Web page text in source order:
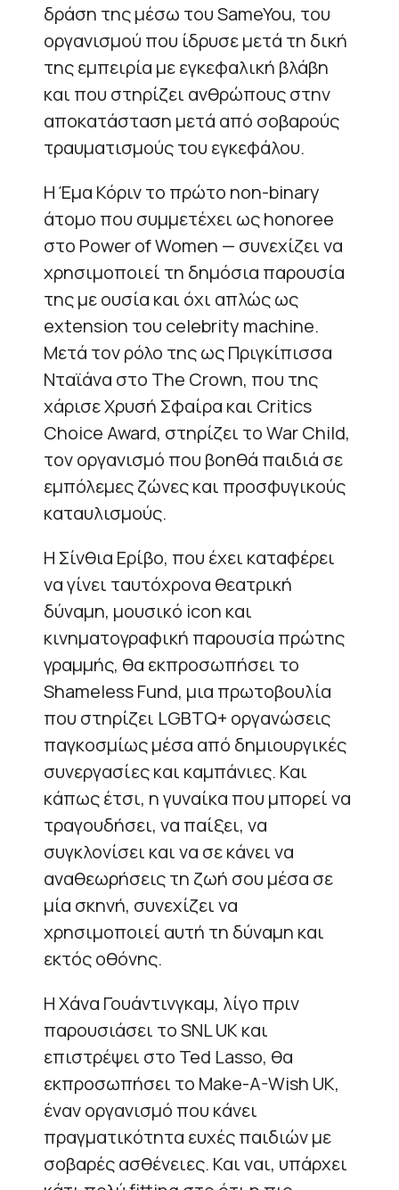
δράση της μέσω του SameYou, του
οργανισμού που ίδρυσε μετά τη δική
της εμπειρία με εγκεφαλική βλάβη
και που στηρίζει ανθρώπους στην
αποκατάσταση μετά από σοβαρούς
τραυματισμούς του εγκεφάλου.
Η Έμα Κόριν το πρώτο non-binary
άτομο που συμμετέχει ως honoree
στο Power of Women — συνεχίζει να
χρησιμοποιεί τη δημόσια παρουσία
της με ουσία και όχι απλώς ως
extension του celebrity machine.
Μετά τον ρόλο της ως Πριγκίπισσα
Νταϊάνα στο The Crown, που της
χάρισε Χρυσή Σφαίρα και Critics
Choice Award, στηρίζει το War Child,
τον οργανισμό που βοηθά παιδιά σε
εμπόλεμες ζώνες και προσφυγικούς
καταυλισμούς.
Η Σίνθια Ερίβο, που έχει καταφέρει
να γίνει ταυτόχρονα θεατρική
δύναμη, μουσικό icon και
κινηματογραφική παρουσία πρώτης
γραμμής, θα εκπροσωπήσει το
Shameless Fund, μια πρωτοβουλία
που στηρίζει LGBTQ+ οργανώσεις
παγκοσμίως μέσα από δημιουργικές
συνεργασίες και καμπάνιες. Και
κάπως έτσι, η γυναίκα που μπορεί να
τραγουδήσει, να παίξει, να
συγκλονίσει και να σε κάνει να
αναθεωρήσεις τη ζωή σου μέσα σε
μία σκηνή, συνεχίζει να
χρησιμοποιεί αυτή τη δύναμη και
εκτός οθόνης.
Η Χάνα Γουάντινγκαμ, λίγο πριν
παρουσιάσει το SNL UK και
επιστρέψει στο Ted Lasso, θα
εκπροσωπήσει το Make-A-Wish UK,
έναν οργανισμό που κάνει
πραγματικότητα ευχές παιδιών με
σοβαρές ασθένειες. Και ναι, υπάρχει